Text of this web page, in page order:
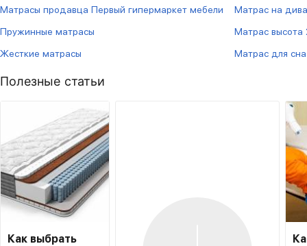
Матрасы продавца Первый гипермаркет мебели
Пружинные матрасы
Жесткие матрасы
Матрас на
Матрас высота
Матрас для сна
Полезные статьи
Как выбрать